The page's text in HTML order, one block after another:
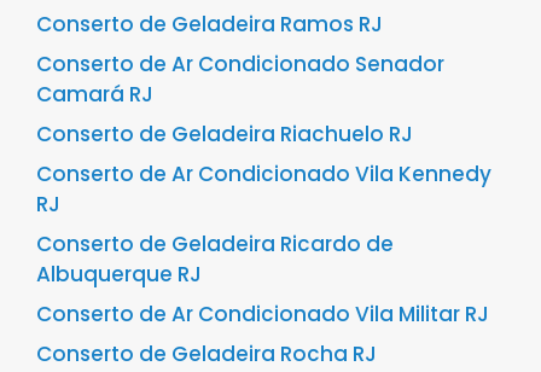
Conserto de Geladeira Ramos RJ
Conserto de Ar Condicionado Senador
Camará RJ
Conserto de Geladeira Riachuelo RJ
Conserto de Ar Condicionado Vila Kennedy
RJ
Conserto de Geladeira Ricardo de
Albuquerque RJ
Conserto de Ar Condicionado Vila Militar RJ
Conserto de Geladeira Rocha RJ